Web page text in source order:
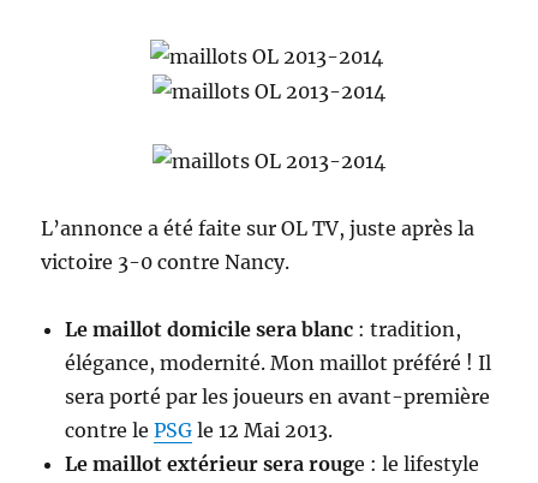
L’annonce a été faite sur OL TV, juste après la
victoire 3-0 contre Nancy.
Le maillot domicile sera blanc : tradition,
élégance, modernité. Mon maillot préféré ! Il
sera porté par les joueurs en avant-première
contre lePSG le 12 Mai 2013.
Le maillot extérieur sera rouge : le lifestyle